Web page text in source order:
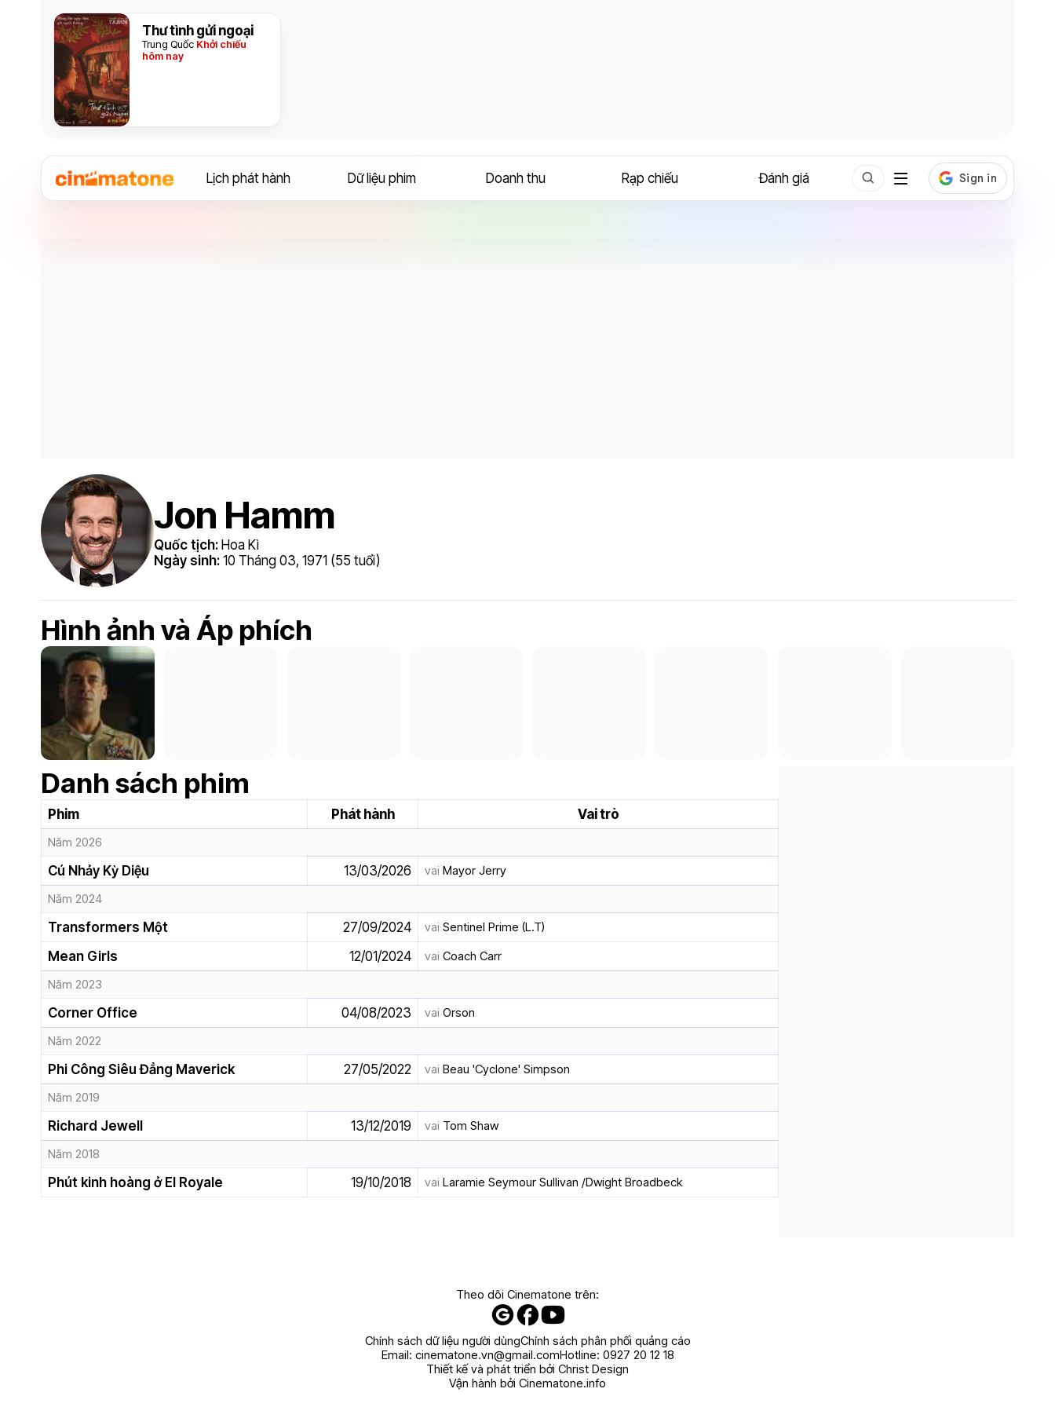
Thư tình gửi ngoại
Trung Quốc Khởi chiếu
hôm nay
Lịch phát hành Dữ liệu phim Doanh thu Rạp chiếu Đánh giá
Jon Hamm
Quốc tịch: Hoa Kì
Ngày sinh: 10 Tháng 03, 1971 (55 tuổi)
Hình ảnh và Áp phích
Danh sách phim
Phim Phát hành Vai trò
Năm 2026
Cú Nhảy Kỳ Diệu 13/03/2026 vai Mayor Jerry
Năm 2024
Transformers Một 27/09/2024 vai Sentinel Prime (L.T)
Mean Girls 12/01/2024 vai Coach Carr
Năm 2023
Corner Office 04/08/2023 vai Orson
Năm 2022
Phi Công Siêu Đẳng Maverick 27/05/2022 vai Beau 'Cyclone' Simpson
Năm 2019
Richard Jewell 13/12/2019 vai Tom Shaw
Năm 2018
Phút kinh hoàng ở El Royale 19/10/2018 vai Laramie Seymour Sullivan /Dwight Broadbeck
Theo dõi Cinematone trên:
Chính sách dữ liệu người dùngChính sách phân phối quảng cáo
Email: cinematone.vn@gmail.comHotline: 0927 20 12 18
Thiết kế và phát triển bởi Christ Design
Vận hành bởi Cinematone.info